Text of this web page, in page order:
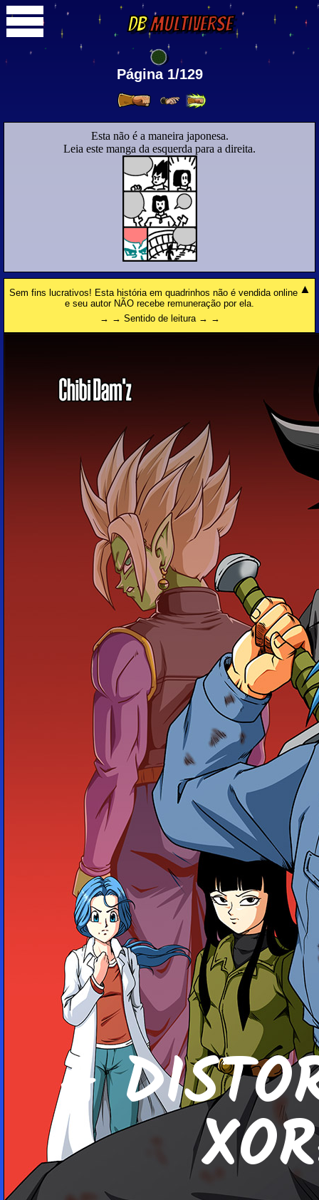
DBMultiverse
Página 1/129
Esta não é a maneira japonesa.
Leia este manga da esquerda para a direita.
Sem fins lucrativos! Esta história em quadrinhos não é vendida online
e seu autor NÃO recebe remuneração por ela.
→ → Sentido de leitura → →
A